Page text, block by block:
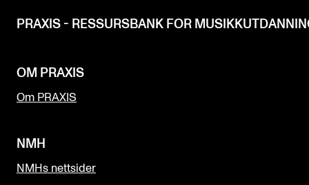
PRAXIS - RESSURSBANK FOR
OM PRAXIS
Om PRAXIS
NMH
NMHs nettsider